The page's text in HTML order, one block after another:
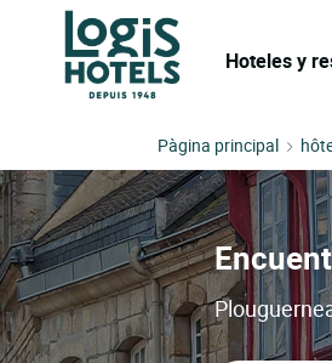
Hoteles y
Pàgina principal